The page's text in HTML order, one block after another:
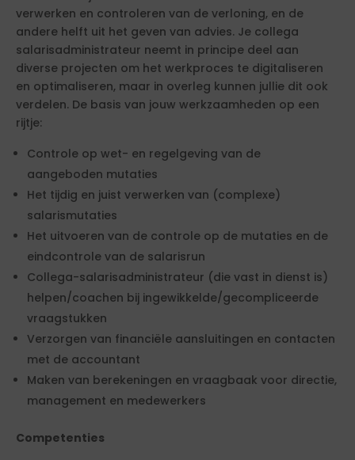
verwerken en controleren van de verloning, en de
andere helft uit het geven van advies. Je collega
salarisadministrateur neemt in principe deel aan
diverse projecten om het werkproces te digitaliseren
en optimaliseren, maar in overleg kunnen jullie dit ook
verdelen. De basis van jouw werkzaamheden op een
rijtje:
Controle op wet- en regelgeving van de
aangeboden mutaties
Het tijdig en juist verwerken van (complexe)
salarismutaties
Het uitvoeren van de controle op de mutaties en de
eindcontrole van de salarisrun
Collega-salarisadministrateur (die vast in dienst is)
helpen/coachen bij ingewikkelde/gecompliceerde
vraagstukken
Verzorgen van financiële aansluitingen en contacten
met de accountant
Maken van berekeningen en vraagbaak voor directie,
management en medewerkers
Competenties